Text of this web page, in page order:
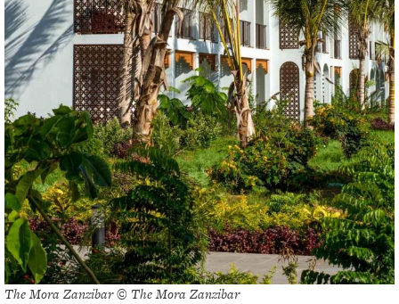
The Mora Zanzibar © The Mora Zanzibar